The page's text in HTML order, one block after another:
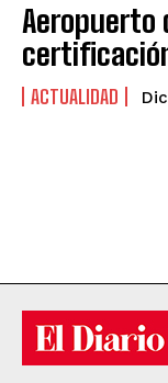
Aeropuerto
ACTUALIDAD